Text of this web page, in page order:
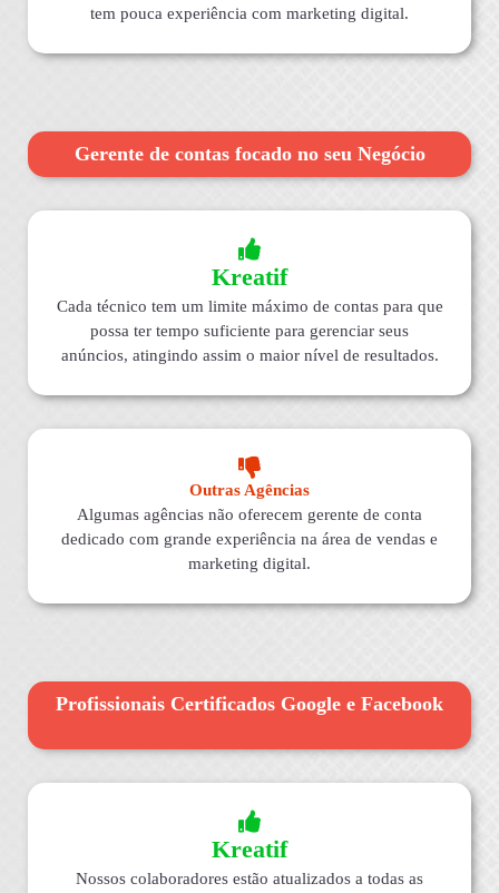
tem pouca experiência com marketing digital.
Gerente de contas focado no seu Negócio
Kreatif
Cada técnico tem um limite máximo de contas para que
possa ter tempo suficiente para gerenciar seus
anúncios, atingindo assim o maior nível de resultados.
Outras Agências
Algumas agências não oferecem gerente de conta
dedicado com grande experiência na área de vendas e
marketing digital.
Profissionais Certificados Google e Facebook
Kreatif
Nossos colaboradores estão atualizados a todas as